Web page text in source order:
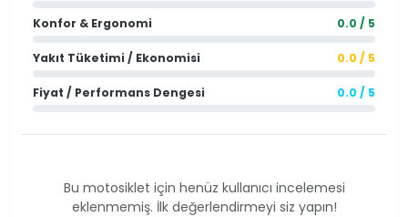
Konfor & Ergonomi 0.0 / 5
Yakıt Tüketimi / Ekonomisi 0.0 / 5
Fiyat / Performans Dengesi 0.0 / 5
Bu motosiklet için henüz kullanıcı incelemesi
eklenmemiş. İlk değerlendirmeyi siz yapın!